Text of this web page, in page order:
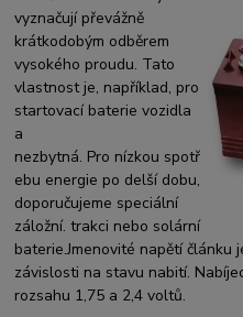
vyznačují převážně
krátkodobým odběrem
vysokého proudu. Tato
vlastnost je, například, pro
startovací baterie vozidla
a
nezbytná. Pro nízkou spotř
ebu energie po delší dobu,
doporučujeme speciální
záložní. trakci nebo solární
baterie.Jmenovité napětí článku
závislosti na stavu nabití.
rozsahu 1,75 a 2,4 voltů.